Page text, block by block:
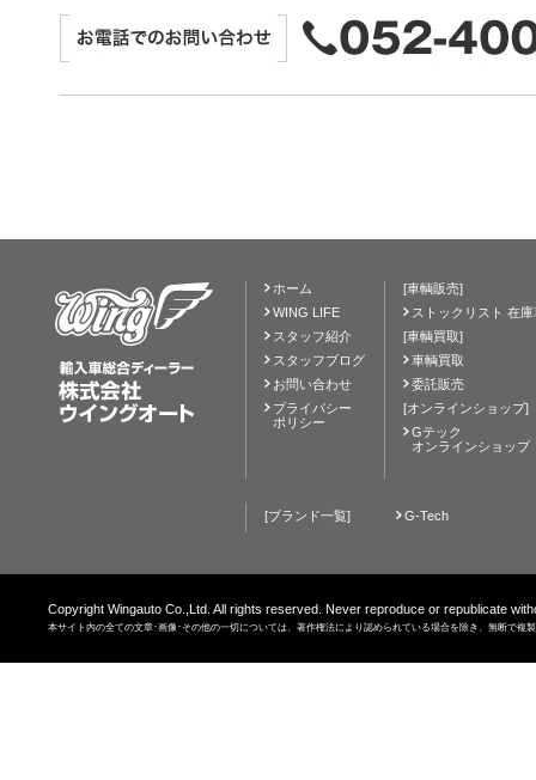
ホーム
WING LIFE
スタッフ紹介
スタッフブログ
お問い合わせ
プライバシー
ポリシー
[車輌販売]
ストックリスト 在
[車輌買取]
車輌買取
委託販売
[オンラインショップ]
Gテック
オンラインショップ
[ブランド一覧] G-Tech
Copyright Wingauto Co.,Ltd. All rights reserved. Never reproduce or republicate
本サイト内の全ての文章･画像･その他の一切については、著作権法により認められている場合を除き、無断で複